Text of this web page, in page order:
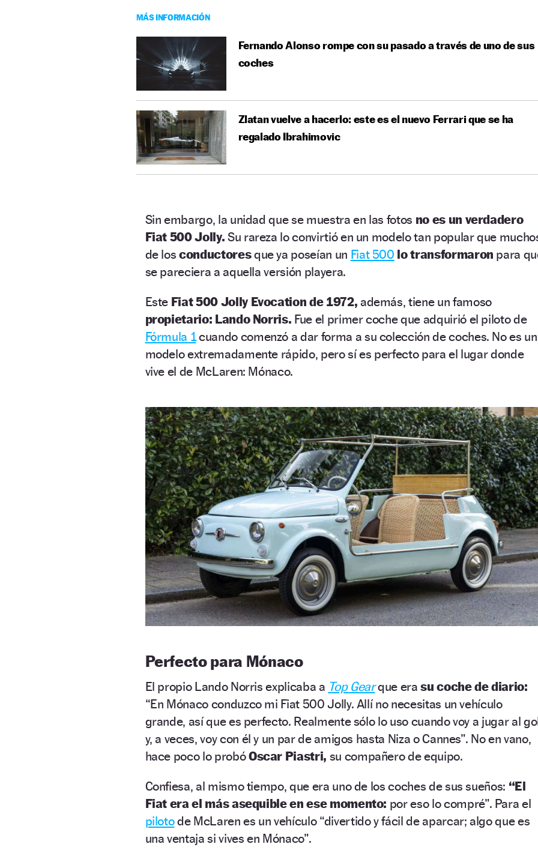
MÁS INFORMACIÓN
Fernando Alonso rompe con su pasado a través de uno de sus
coches
Zlatan vuelve a hacerlo: este es el nuevo Ferrari que se ha
regalado Ibrahimovic
Sin embargo, la unidad que se muestra en las fotos no es un verdadero
Fiat 500 Jolly. Su rareza lo convirtió en un modelo tan popular que
de losconductoresque ya poseían un Fiat 500 lo transformaron para
se pareciera a aquella versión playera.
Este Fiat 500 Jolly Evocation de 1972, además, tiene un famoso
propietario: Lando Norris. Fue el primer coche que adquirió el piloto de
Fórmula 1cuando comenzó a dar forma a su colección de coches. No es un
modelo extremadamente rápido, pero sí es perfecto para el lugar donde
vive el de McLaren: Mónaco.
Perfecto para Mónaco
El propio Lando Norris explicaba a Top Gearque erasu coche de diario:
“En Mónaco conduzco mi Fiat 500 Jolly. Allí no necesitas un vehículo
grande, así que es perfecto. Realmente sólo lo uso cuando voy a jugar al
y, a veces, voy con él y un par de amigos hasta Niza o Cannes”. No en vano,
hace poco lo probóOscar Piastri, su compañero de equipo.
Confiesa, al mismo tiempo, que era uno de los coches de sus sueños: “El
Fiat era el más asequible en ese momento: por eso lo compré”. Para el
pilotode McLaren es un vehículo “divertido y fácil de aparcar; algo que es
una ventaja si vives en Mónaco”.